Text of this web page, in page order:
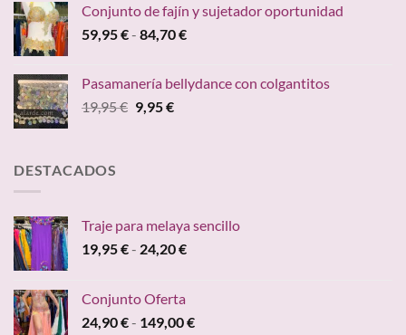
era:
24,95 €.
es:
19,95 €.
Conjunto de fajín y sujetador oportunidad
59,95€- 84,70€Rango
desde
Pasamanería bellydance con colgantitos
19,95€ El
9,95€El
DESTACADOS
Traje para melaya sencillo
19,95€- 24,20€Rango
19,95 €
Conjunto Oferta
24,90€- 149,00€Rango